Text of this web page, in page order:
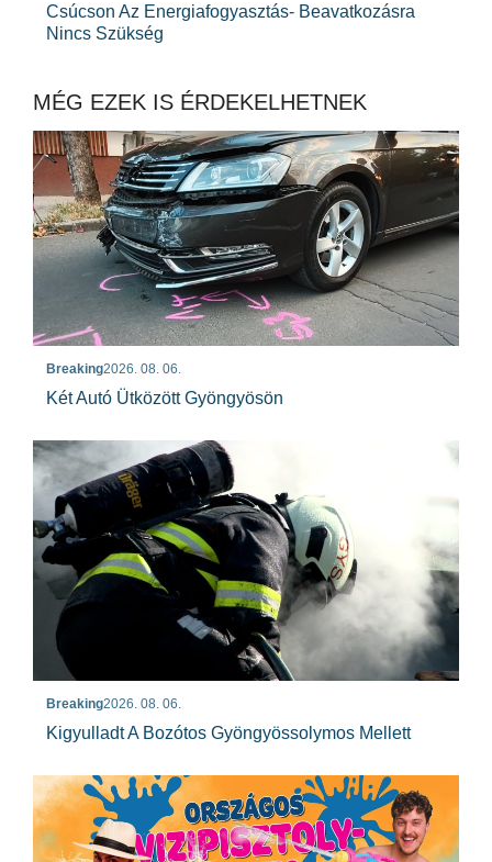
Csúcson Az Energiafogyasztás- Beavatkozásra
Nincs Szükség
MÉG EZEK IS ÉRDEKELHETNEK
Breaking2026. 08. 06.
Két Autó Ütközött Gyöngyösön
Breaking2026. 08. 06.
Kigyulladt A Bozótos Gyöngyössolymos Mellett